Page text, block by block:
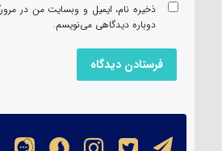
ذخیره نام، ایمیل و وبسایت من در
دوباره دیدگاهی می‌نویسم.